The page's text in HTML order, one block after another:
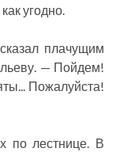
угодно.
плачущим
— Пойдем!
Пожалуйста!
по лестнице. В